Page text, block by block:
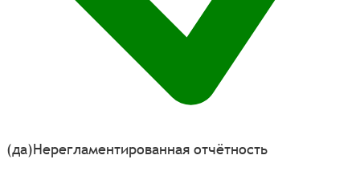
(да)Нерегламентированная отчётность